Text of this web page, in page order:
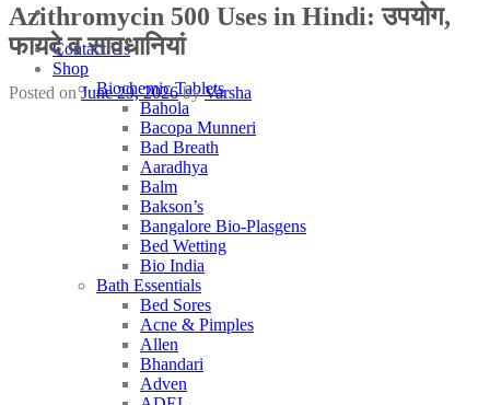
Contact Us
Shop
Biochemic Tablets
Bahola
Bacopa Munneri
Bad Breath
Aaradhya
Balm
Bakson’s
Bangalore Bio-Plasgens
Bed Wetting
Bio India
Bath Essentials
Bed Sores
Acne & Pimples
Allen
Bhandari
Adven
Azithromycin 500 Uses in Hindi: उपयोग,
फायदे व सावधानियां
Posted onJune 29, 2026 byVarsha